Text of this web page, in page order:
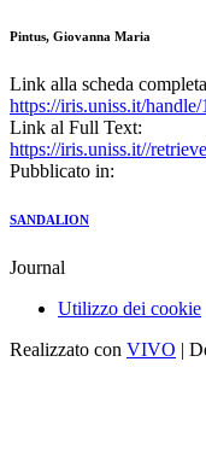
Pintus, Giovanna Maria
Link alla scheda
https://iris.uniss.it/
Link al Full Text:
https://iris.uniss.it//
Pubblicato in:
SANDALION
Journal
Utilizzo dei cookie
Realizzato con VIVO |